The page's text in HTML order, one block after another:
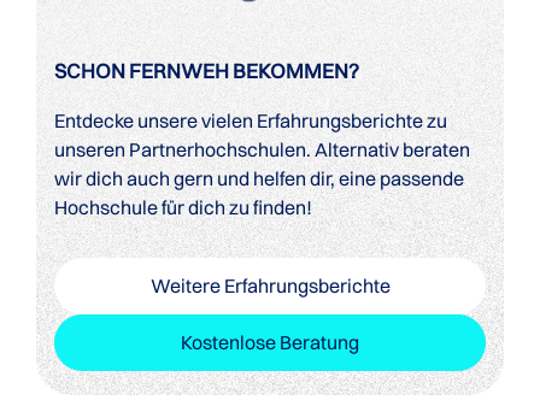
SCHON FERNWEH BEKOMMEN?
Entdecke unsere vielen Erfahrungsberichte zu
unseren Partnerhochschulen. Alternativ beraten
wir dich auch gern und helfen dir, eine passende
Hochschule für dich zu finden!
Weitere Erfahrungsberichte
Kostenlose Beratung